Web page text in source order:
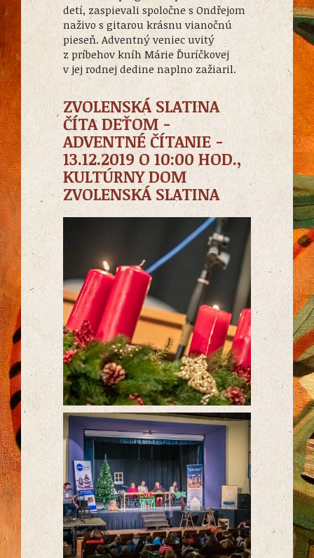
detí, zaspievali spoločne s Ondřejom
naživo s gitarou krásnu vianočnú
pieseň. Adventný veniec uvitý
z príbehov kníh Márie Ďuríčkovej
v jej rodnej dedine naplno zažiaril.
ZVOLENSKÁ SLATINA
ČÍTA DEŤOM -
ADVENTNÉ ČÍTANIE -
13.12.2019 O 10:00 HOD.,
KULTÚRNY DOM
ZVOLENSKÁ SLATINA